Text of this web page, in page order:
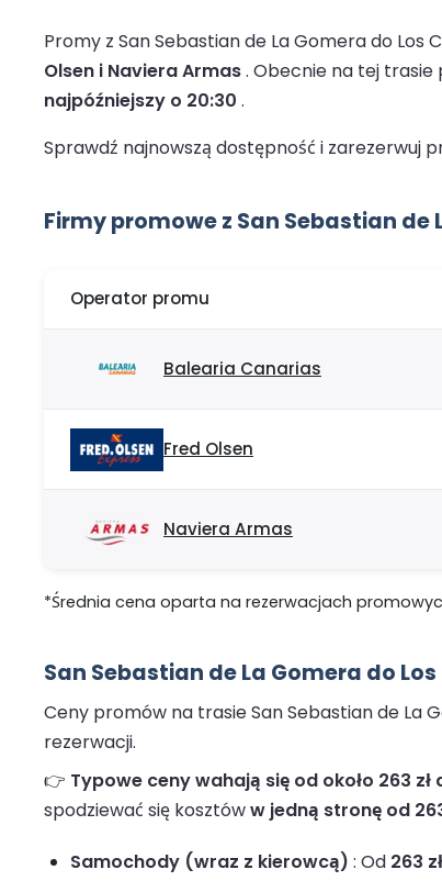
Promy z San Sebastian de La Gomera do Los
Olsen i Naviera Armas. Obecnie na tej trasie
najpóźniejszy o 20:30 .
Sprawdź najnowszą dostępność i zarezerwuj
Firmy promowe z San Sebastian de
Operator promu
Balearia Canarias
Fred Olsen
Naviera Armas
*Średnia cena oparta na rezerwacjach
San Sebastian de La Gomera do
Ceny promów na trasie San Sebastian de La
rezerwacji.
👉 Typowe ceny wahają się od około 263
spodziewać się kosztóww jedną stronę od
Samochody (wraz z kierowcą) : Od 263